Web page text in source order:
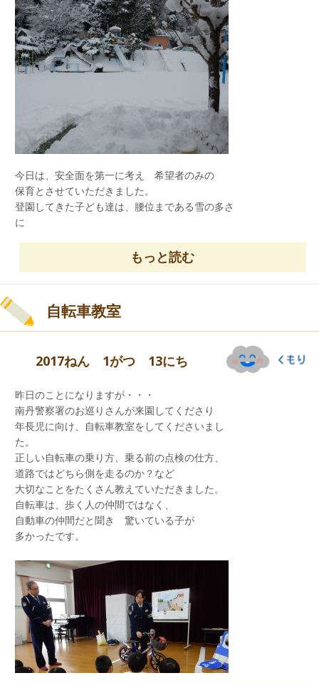
この園庭、いつになったら
土が見えるのかな？
力が入っています。
今は、個々のパートを一生懸命
頑張って練習しています。
まだ、園庭には雪がたくさん
残っていたので
雪遊びが満喫できました。
午後は、「世界こどもの助け合いの日」の
献金を各クラスで一人ずつ行いました。
みんなの優しい気持ちは、
きっと届きますよ
今日は、安全面を第一に考え 希望者のみの
保育とさせていただきました。
登園してきた子ども達は、腰位まである雪の多さ
に
着替えが終わった子ども達は、大喜びで外に
真新しい雪の上に寝そべる子ども・・・・。
お友達と一緒に、かまくらを作る子ど
も・・・・。
もっと読む
自転車教室
2017ねん 1がつ 13にち
昨日のことになりますが・・・
南丹警察署のお巡りさんが来園してくださり
年長児に向け、自転車教室をしてくださいまし
た。
正しい自転車の乗り方、乗る前の点検の仕方、
道路ではどちら側を走るのか？など
大切なことをたくさん教えていただきました。
自転車は、歩く人の仲間ではなく、
自動車の仲間だと聞き 驚いている子が
多かったです。